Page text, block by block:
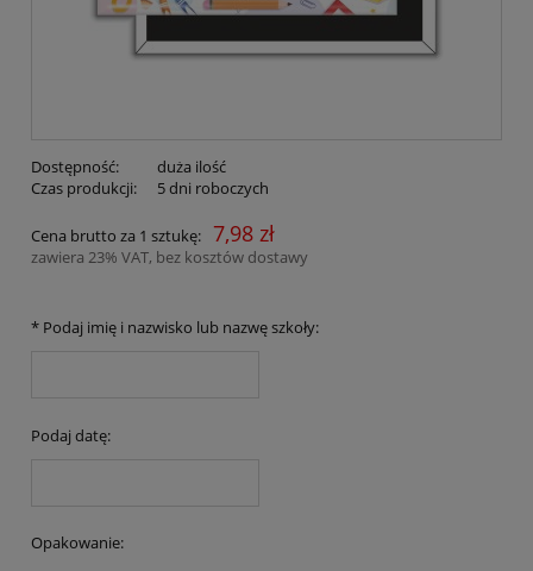
Dostępność:
duża ilość
Czas produkcji:
5 dni roboczych
Cena brutto za 1 sztukę: 7,98 zł
zawiera 23% VAT, bez kosztów dostawy
* Podaj imię i nazwisko lub nazwę szkoły:
Podaj datę:
Opakowanie: